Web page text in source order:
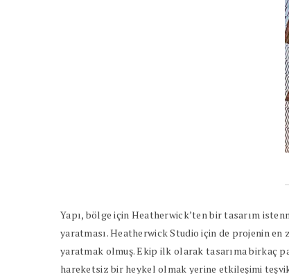
Yapı, bölge için Heatherwick’ten bir tasarım
yaratması. Heatherwick Studio için de projenin
yaratmak olmuş. Ekip ilk olarak tasarıma birkaç
hareketsiz bir heykel olmak yerine etkileşimi